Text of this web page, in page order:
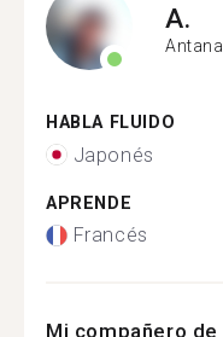
A.
HABLA FLUIDO
Japonés
APRENDE
Francés
Mi compañero